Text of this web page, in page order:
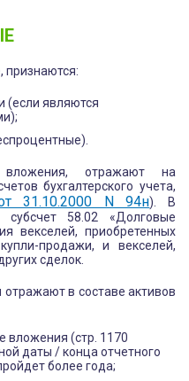
признаются:
являются
отражают на
бухгалтерского учета,
31.10.2000 N 94н). В
субсчет 58.02 «Долговые
векселей, приобретенных
продажи, и векселей,
сделок.
отражают в составе активов
вложения (стр. 1170
даты / конца отчетного
более года;